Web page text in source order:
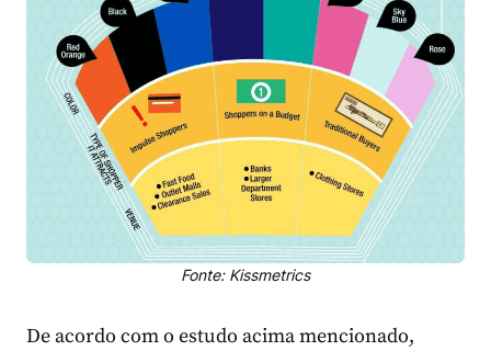
Fonte: Kissmetrics
De acordo com o estudo acima mencionado,